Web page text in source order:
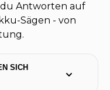
Antworten auf
Sägen - von
SICH